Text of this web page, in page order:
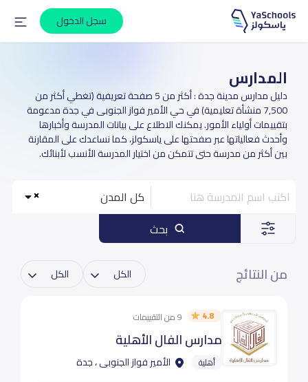
سجل الدخول
المدارس
دليل مدارس مدينة جدة : أكثر من 5 صفحة تعريفية (تغطي أكثر من
7,500 منشأة تعليمية) في حي الأمير فواز الجنوبى في جدة مدعومة
بتقييمات أولياء الأمور. يمكنك الاطلاع على بيانات المدرسة وأخبارها
وأحدث فعالياتها عبر صفحتها على ياسكولز، كما نساعدك على المقارنة
بين أكثر من مدرسة حتى تتمكن من اختيار المدرسة الأنسب لأبنائك.
كل المدن
من النتائج
4.8 9 من التقييمات
مدارس الفال الأهلية
أهلية الأمير فواز الجنوبى ، جدة